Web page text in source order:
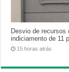
Desvio de recursos
indiciamento de 11
15 horas atrás